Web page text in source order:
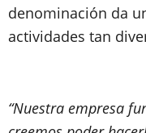
denominación da
actividades tan
“Nuestra empresa